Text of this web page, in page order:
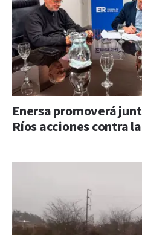
Enersa promoverá
Ríos acciones contra